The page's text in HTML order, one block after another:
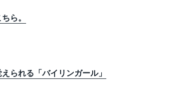
ら。
られる「バイリンガール」